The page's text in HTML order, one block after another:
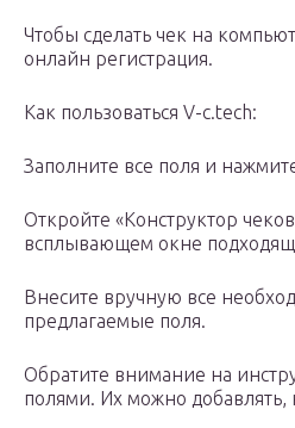
Чтобы сделать чек на
онлайн регистрация.
Как пользоваться V-c.tech:
Заполните все поля и
Откройте «Конструктор
всплывающем окне
Внесите вручную все
предлагаемые поля.
Обратите внимание на
полями. Их можно добавлять,